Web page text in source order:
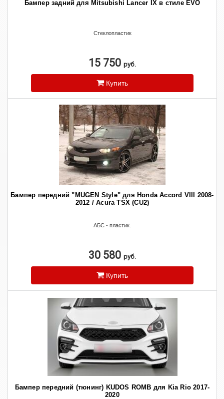
Бампер задний для Mitsubishi Lancer IX в стиле EVO
Стеклопластик
15 750 руб.
Купить
Бампер передний "MUGEN Style" для Honda Accord VIII 2008-
2012 / Acura TSX (CU2)
АБС - пластик.
30 580 руб.
Купить
Бампер передний (тюнинг) KUDOS ROMB для Kia Rio 2017-
2020